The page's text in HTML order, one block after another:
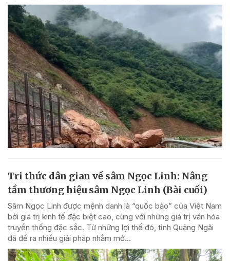
Tri thức dân gian về sâm Ngọc Linh: Nâng
tầm thương hiệu sâm Ngọc Linh (Bài cuối)
Sâm Ngọc Linh được mệnh danh là “quốc bảo” của Việt Nam
bởi giá trị kinh tế đặc biệt cao, cùng với những giá trị văn hóa
truyền thống đặc sắc. Từ những lợi thế đó, tỉnh Quảng Ngãi
đã đề ra nhiều giải pháp nhằm mở...